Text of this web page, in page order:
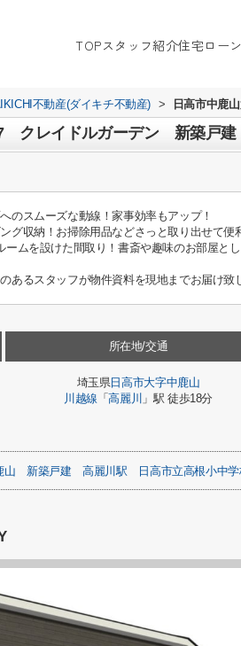
TOPスタッフ紹介住宅ロー
不動産(ダイキチ不動産) > 日高市中鹿
7 クレイドルガーデン 新築戸
のスムーズな動線！家事効率もアップ！
グ収納！お掃除用品などさっと取り出せて便
ームを設けた間取り！書斎や趣味のお部屋と
あるスタッフが物件資料を現地までお届け
所在地/交通
埼玉県日高市大字中鹿山
川越線 「高麗川 」駅 徒歩18分
山 新築戸建 高麗川駅 日高市立高根小中